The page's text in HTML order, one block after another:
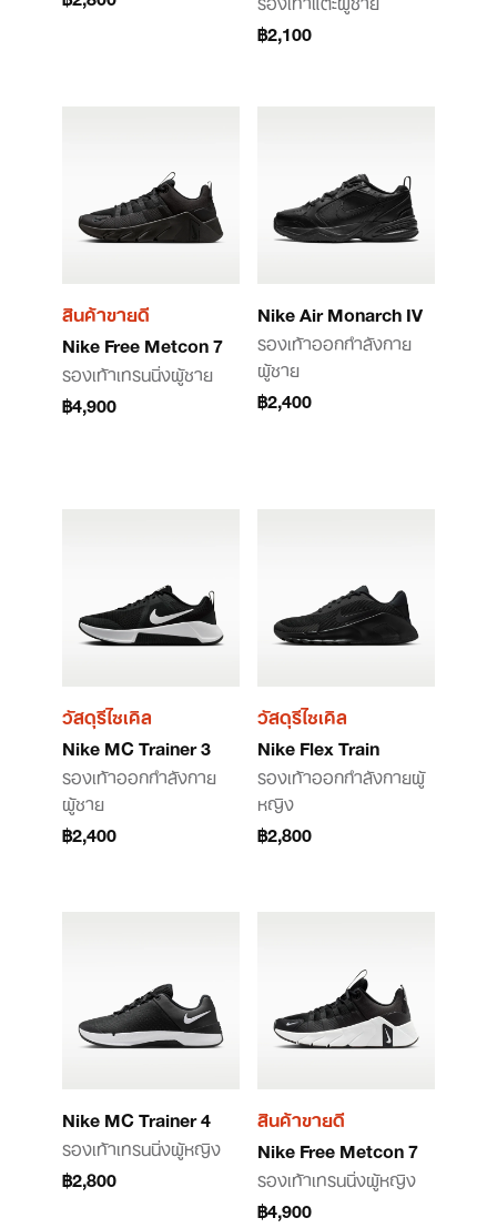
฿2,100
สินค้าขายดี
Nike Free Metcon 7
รองเท้าเทรนนิ่งผู้ชาย
฿4,900
Nike Air Monarch IV
รองเท้าออกกำลังกาย
ผู้ชาย
฿2,400
วัสดุรีไซเคิล
Nike MC Trainer 3
รองเท้าออกกำลังกาย
ผู้ชาย
฿2,400
วัสดุรีไซเคิล
Nike Flex Train
รองเท้าออกกำลังกายผู้
หญิง
฿2,800
Nike MC Trainer 4
รองเท้าเทรนนิ่งผู้หญิง
฿2,800
สินค้าขายดี
Nike Free Metcon 7
รองเท้าเทรนนิ่งผู้หญิง
฿4,900